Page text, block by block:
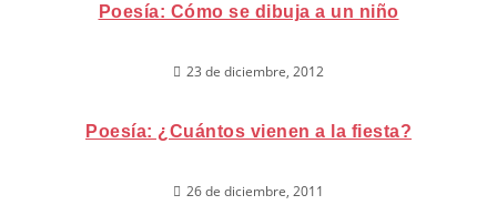
Poesía: Cómo se dibuja a un niño
23 de diciembre, 2012
Poesía: ¿Cuántos vienen a la fiesta?
26 de diciembre, 2011